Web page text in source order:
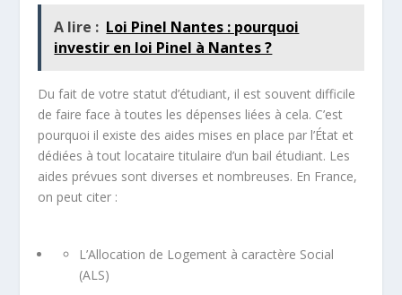
A lire : Loi Pinel Nantes : pourquoi
investir en loi Pinel à Nantes ?
Du fait de votre statut d’étudiant, il est souvent difficile
de faire face à toutes les dépenses liées à cela. C’est
pourquoi il existe des aides mises en place par l’État et
dédiées à tout locataire titulaire d’un bail étudiant. Les
aides prévues sont diverses et nombreuses. En France,
on peut citer :
L’Allocation de Logement à caractère Social
(ALS)